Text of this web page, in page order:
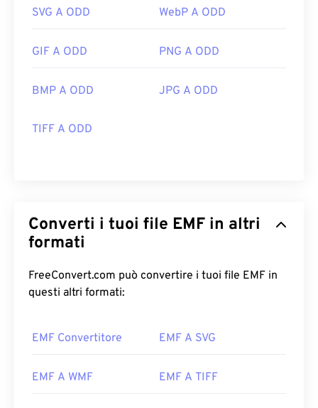
SVG A ODD WebP A ODD
GIF A ODD PNG A ODD
BMP A ODD JPG A ODD
TIFF A ODD
Converti i tuoi file EMF in altri
formati
FreeConvert.com può convertire i tuoi file EMF in
questi altri formati:
EMF Convertitore EMF A SVG
EMF A WMF EMF A TIFF